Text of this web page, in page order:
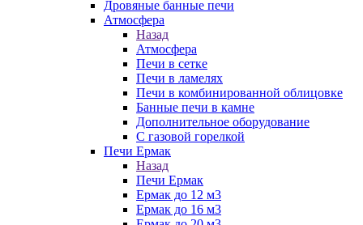
Дровяные банные печи
Атмосфера
Назад
Атмосфера
Печи в сетке
Печи в ламелях
Печи в комбинированной облицовке
Банные печи в камне
Дополнительное оборудование
С газовой горелкой
Печи Ермак
Назад
Печи Ермак
Ермак до 12 м3
Ермак до 16 м3